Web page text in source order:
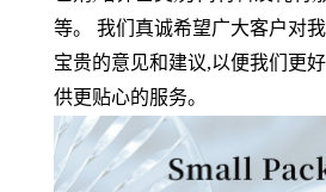
等。 我们真诚希望广大客户对
宝贵的意见和建议,以便我们更
供更贴心的服务。